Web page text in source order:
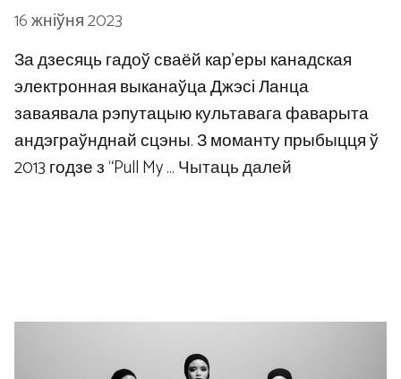
16 жніўня 2023
За дзесяць гадоў сваёй кар’еры канадская
электронная выканаўца Джэсі Ланца
заваявала рэпутацыю культавага фаварыта
андэграўнднай сцэны. З моманту прыбыцця ў
2013 годзе з “Pull My …Чытаць далей